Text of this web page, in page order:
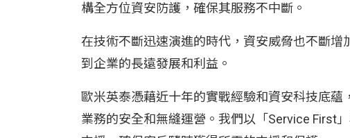
構全方位資安防護，確保其服務不中斷。
在技術不斷迅速演進的時代，資安威脅也不斷
到企業的長遠發展和利益。
歐米英泰憑藉近十年的實戰經驗和資安科技底
業務的安全和無縫運營。我們以「Service First